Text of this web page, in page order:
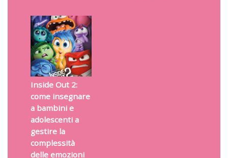
Inside Out 2:
come insegnare
a bambini e
adolescenti a
gestire la
complessità
delle emozioni